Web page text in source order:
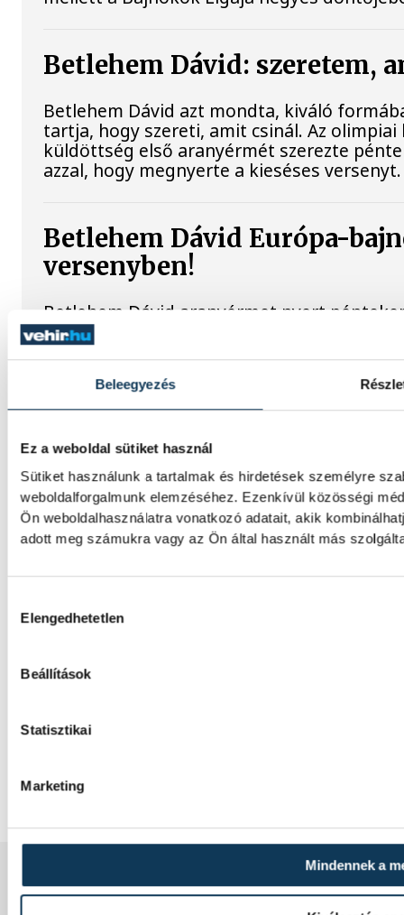
Beleegyezés
Ez a weboldal sütiket használ
Sütiket használunk a tartalmak és hirdetések személyre
weboldalforgalmunk elemzéséhez. Ezenkívül közösségi
Ön weboldalhasználatra vonatkozó adatait, akik
adott meg számukra vagy az Ön által használt más
Elengedhetetlen
Beállítások
Statisztikai
Marketing
Mindennek a
Betlehem Dávid: szeretem,
Betlehem Dávid azt mondta, kiváló
tartja, hogy szereti, amit csinál. Az
küldöttség első aranyérmét szerezte
azzal, hogy megnyerte a kieséses versenyt.
Betlehem Dávid Európa-
versenyben!
Betlehem Dávid aranyérmet nyert
versenyszámában a párizsi Európa-
lett.
Nagy ugrás az elitbe
Rendkívül szoros és kiegyensúlyozott
Európa-bajnokságon a Veszprémi
Horváth Botond.
2008-2026 BAKONY-BALATON MÉDIA KFT.